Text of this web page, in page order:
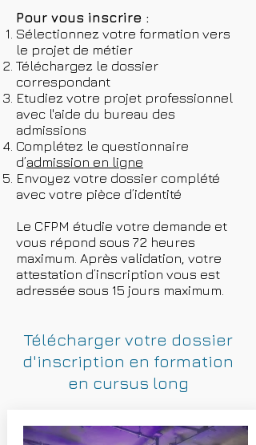
Pour vous inscrire :
Sélectionnez votre formation vers
le projet de métier
Téléchargez le dossier
correspondant
Etudiez votre projet professionnel
avec l'aide du bureau des
admissions
Complétez le questionnaire
d’admission en ligne
Envoyez votre dossier complété
avec votre pièce d’identité
Le CFPM étudie votre demande et
vous répond sous 72 heures
maximum. Après validation, votre
attestation d’inscription vous est
adressée sous 15 jours maximum.
Télécharger votre dossier
d'inscription en formation
en cursus long